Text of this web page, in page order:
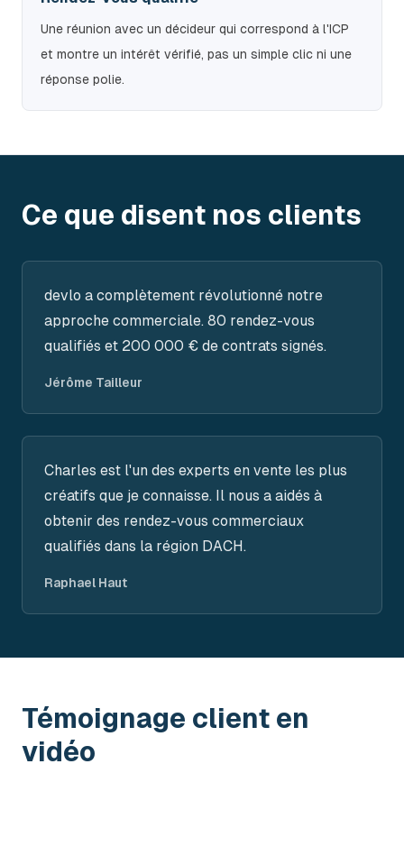
Une réunion avec un décideur qui correspond à l'ICP
et montre un intérêt vérifié, pas un simple clic ni une
réponse polie.
Ce que disent nos clients
devlo a complètement révolutionné notre
approche commerciale. 80 rendez-vous
qualifiés et 200 000 € de contrats signés.
Jérôme Tailleur
Charles est l'un des experts en vente les plus
créatifs que je connaisse. Il nous a aidés à
obtenir des rendez-vous commerciaux
qualifiés dans la région DACH.
Raphael Haut
Témoignage client en
vidéo